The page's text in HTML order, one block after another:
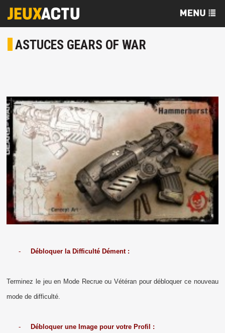
ASTUCES GEARS OF WAR
- Débloquer la Difficulté Dément :
Terminez le jeu en Mode Recrue ou Vétéran pour débloquer ce nouveau
mode de difficulté.
- Débloquer une Image pour votre Profil :